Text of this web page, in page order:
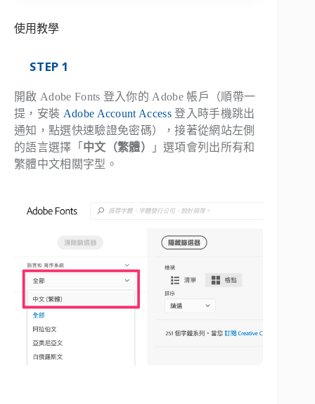
使用教學
STEP 1
開啟 Adobe Fonts 登入你的 Adobe 帳戶（順帶一
提，安裝 Adobe Account Access 登入時手機跳出
通知，點選快速驗證免密碼），接著從網站左側
的語言選擇「 中文（繁體）
」選項會列出所有和
繁體中文相關字型。